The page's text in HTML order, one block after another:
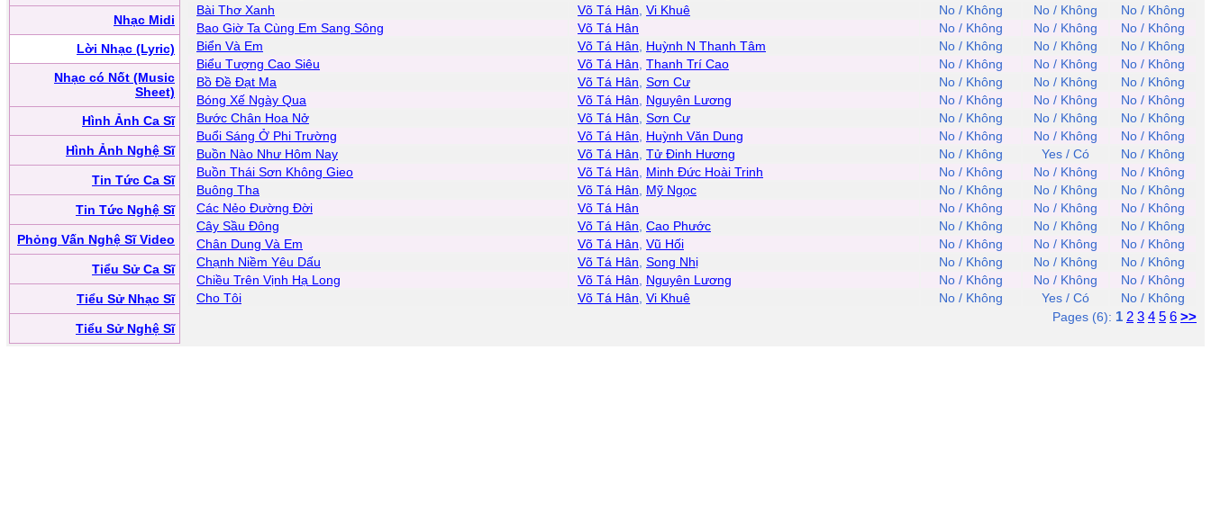
Nhạc Midi
Lời Nhạc (Lyric)
Nhạc có Nốt (Music
Sheet)
Hình Ảnh Ca Sĩ
Hình Ảnh Nghệ Sĩ
Tin Tức Ca Sĩ
Tin Tức Nghệ Sĩ
Phỏng Vấn Nghệ Sĩ Video
Tiểu Sử Ca Sĩ
Tiểu Sử Nhạc Sĩ
Tiểu Sử Nghệ Sĩ
Bài Thơ Xanh
Võ Tá Hân Vi Khuê No / Không No / Không
No / Không
Bao Giờ Ta Cùng Em Sang Sông
Võ Tá Hân No / Không No / Không
No / Không
Biển Và Em
Võ Tá Hân Huỳnh N Thanh Tâm No / Không No / Không
No / Không
Biểu Tượng Cao Siêu
Võ Tá Hân Thanh Trí Cao No / Không No / Không
No / Không
Bồ Đề Đạt Ma
Võ Tá Hân Sơn Cư No / Không No / Không
No / Không
Bóng Xế Ngày Qua
Võ Tá Hân Nguyên Lương No / Không No / Không
No / Không
Bước Chân Hoa Nở
Võ Tá Hân Sơn Cư No / Không No / Không
No / Không
Buổi Sáng Ở Phi Trường
Võ Tá Hân Huỳnh Văn Dung No / Không No / Không
No / Không
Buồn Nào Như Hôm Nay
Võ Tá Hân Tử Đinh Hương No / Không Yes / Có
No / Không
Buồn Thái Sơn Không Gieo
Võ Tá Hân Minh Đức Hoài Trinh No / Không No / Không
No / Không
Buông Tha
Võ Tá Hân Mỹ Ngọc No / Không No / Không
No / Không
Các Nẻo Đường Đời
Võ Tá Hân No / Không No / Không
No / Không
Cây Sầu Đông
Võ Tá Hân Cao Phước No / Không No / Không
No / Không
Chân Dung Và Em
Võ Tá Hân Vũ Hối No / Không No / Không
No / Không
Chạnh Niềm Yêu Dấu
Võ Tá Hân Song Nhị No / Không No / Không
No / Không
Chiều Trên Vịnh Hạ Long
Võ Tá Hân Nguyên Lương No / Không No / Không
No / Không
Cho Tôi
Võ Tá Hân Vi Khuê No / Không Yes / Có
No / Không
Pages (6): 1 2 3 4 5 6 >>